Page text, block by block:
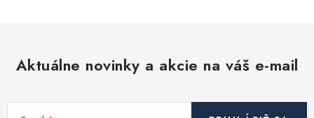
i
Aktuálne novinky a akcie na váš e-mail